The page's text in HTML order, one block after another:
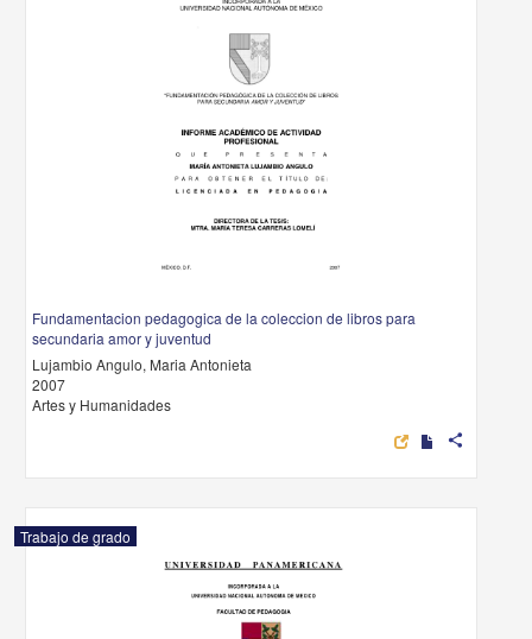
Fundamentacion pedagogica de la coleccion de libros para
secundaria amor y juventud
Lujambio Angulo, Maria Antonieta
2007
Artes y Humanidades
share
Trabajo de grado